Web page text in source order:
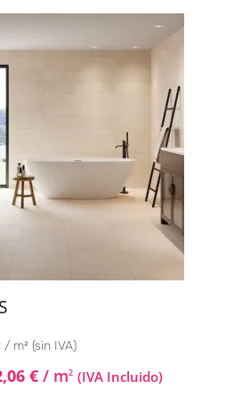
m² (sin IVA)
€ / m2 (IVA Incluido)